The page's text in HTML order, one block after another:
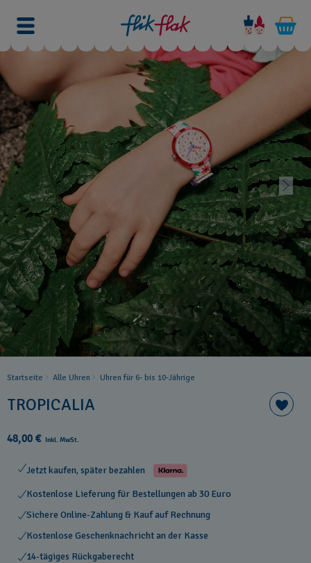
Startseite Alle Uhren Uhren für 6- bis 10-Jährige
TROPICALIA
48,00 € Inkl. MwSt.
Jetzt kaufen, später bezahlen
Kostenlose Lieferung für Bestellungen ab 30 Euro
Sichere Online-Zahlung & Kauf auf Rechnung
Kostenlose Geschenknachricht an der Kasse
14-tägiges Rückgaberecht